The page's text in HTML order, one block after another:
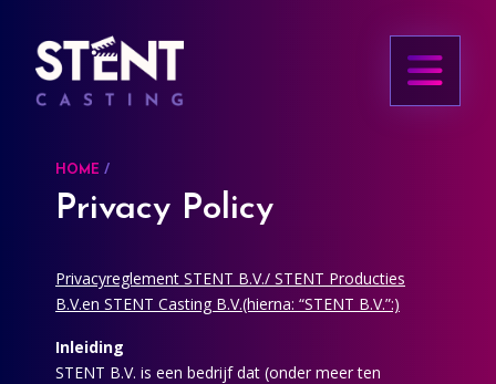
HOME
Privacy Policy
Privacyreglement STENT B.V./ STENT Producties
B.V.en STENT Casting B.V.(hierna: “STENT B.V.”:)
Inleiding
STENT B.V. is een bedrijf dat (onder meer ten